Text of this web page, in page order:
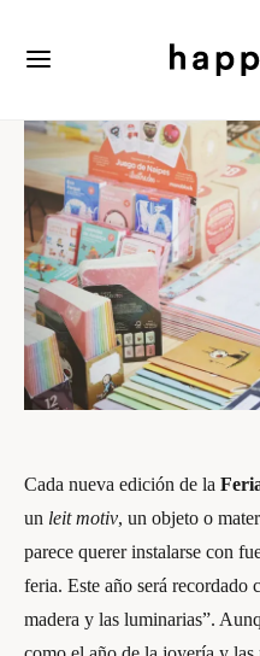
Cada nueva edición de la
un leit motiv, un objeto o
parece querer instalarse con
feria. Este año será recordado
madera y las luminarias”.